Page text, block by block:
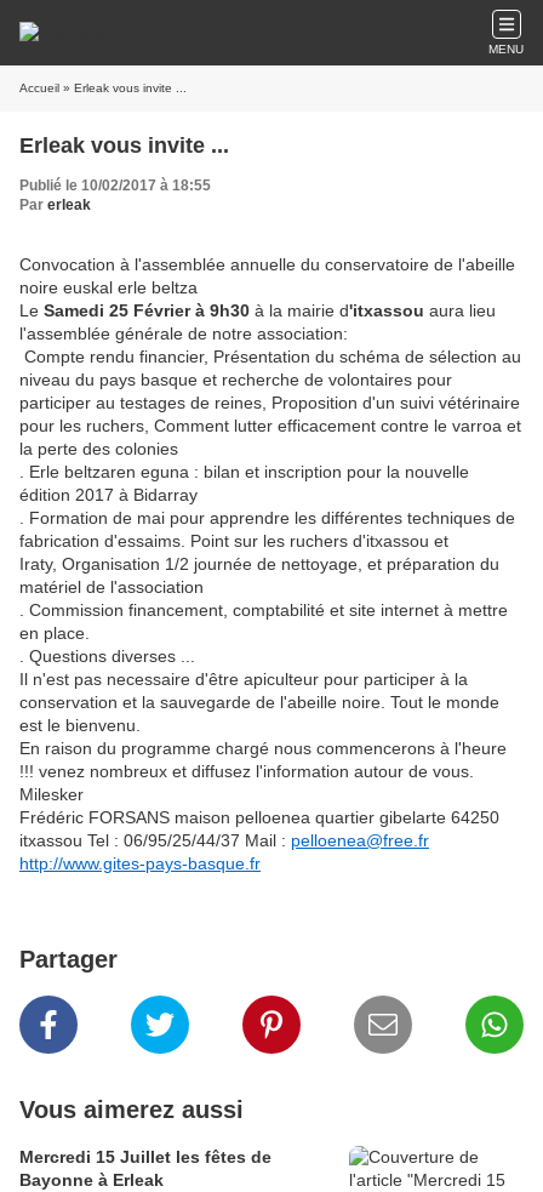
MENU
Accueil » Erleak vous invite ...
Erleak vous invite ...
Publié le 10/02/2017 à 18:55
Par erleak
Convocation à l'assemblée annuelle du conservatoire de l'abeille
noire euskal erle beltza
Le Samedi 25 Février à 9h30 à la mairie d'itxassou aura lieu
l'assemblée générale de notre association:
Compte rendu financier, Présentation du schéma de sélection au
niveau du pays basque et recherche de volontaires pour
participer au testages de reines, Proposition d'un suivi vétérinaire
pour les ruchers, Comment lutter efficacement contre le varroa et
la perte des colonies
. Erle beltzaren eguna : bilan et inscription pour la nouvelle
édition 2017 à Bidarray
. Formation de mai pour apprendre les différentes techniques de
fabrication d'essaims. Point sur les ruchers d'itxassou et
Iraty, Organisation 1/2 journée de nettoyage, et préparation du
matériel de l'association
. Commission financement, comptabilité et site internet à mettre
en place.
. Questions diverses ...
Il n'est pas necessaire d'être apiculteur pour participer à la
conservation et la sauvegarde de l'abeille noire. Tout le monde
est le bienvenu.
En raison du programme chargé nous commencerons à l'heure
!!! venez nombreux et diffusez l'information autour de vous.
Milesker
Frédéric FORSANS maison pelloenea quartier gibelarte 64250
itxassou Tel : 06/95/25/44/37 Mail : pelloenea@free.fr
http://www.gites-pays-basque.fr
Partager
Vous aimerez aussi
Mercredi 15 Juillet les fêtes de
Bayonne à Erleak